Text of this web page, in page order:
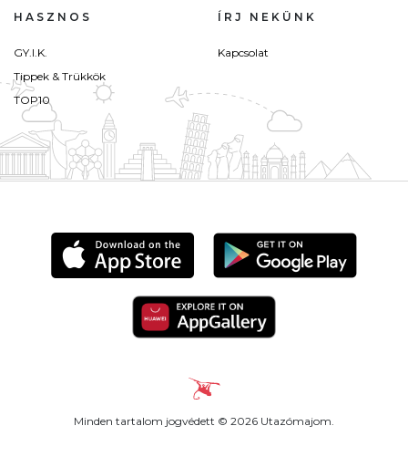
HASZNOS
GY.I.K.
Tippek & Trükkök
TOP10
ÍRJ NEKÜNK
Kapcsolat
Minden tartalom jogvédett © 2026 Utazómajom.